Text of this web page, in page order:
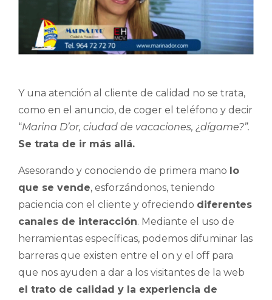
Y una atención al cliente de calidad no se trata,
como en el anuncio, de coger el teléfono y decir
“Marina D’or, ciudad de vacaciones, ¿dígame?”.
Se trata de ir más allá.
Asesorando y conociendo de primera mano lo
que se vende, esforzándonos, teniendo
paciencia con el cliente y ofreciendo diferentes
canales de interacción. Mediante el uso de
herramientas específicas, podemos difuminar las
barreras que existen entre el on y el off para
que nos ayuden a dar a los visitantes de la web
el trato de calidad y la experiencia de